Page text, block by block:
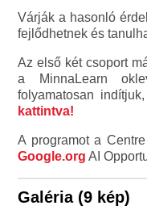
Várják a hasonló
fejlődhetnek és
Az első két csoport
a MinnaLearn
folyamatosan
kattintva!
A programot a
Google.org AI
Galéria (9 kép)